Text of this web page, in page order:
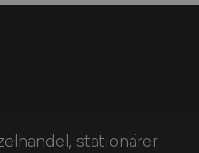
stationärer